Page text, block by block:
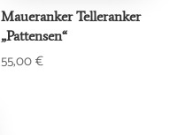
Maueranker Telleranker
„Pattensen“
55,00€